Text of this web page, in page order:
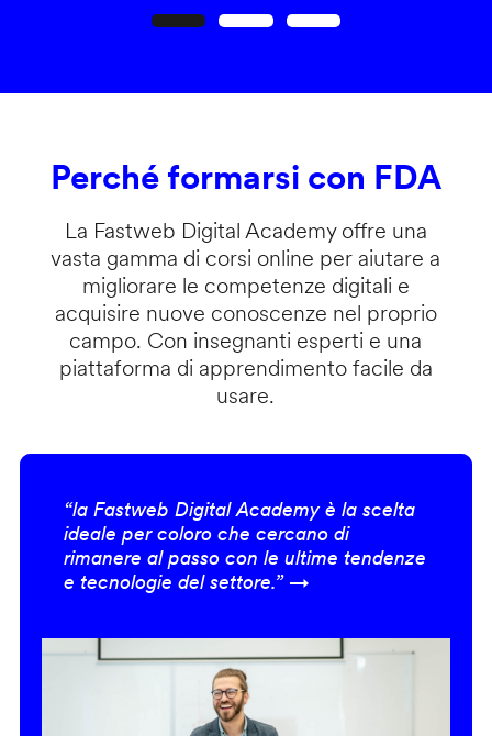
Perché formarsi con FDA
La Fastweb Digital Academy offre una
vasta gamma di corsi online per aiutare a
migliorare le competenze digitali e
acquisire nuove conoscenze nel proprio
campo. Con insegnanti esperti e una
piattaforma di apprendimento facile da
usare.
“la Fastweb Digital Academy è la scelta
ideale per coloro che cercano di
rimanere al passo con le ultime tendenze
e tecnologie del settore.” →